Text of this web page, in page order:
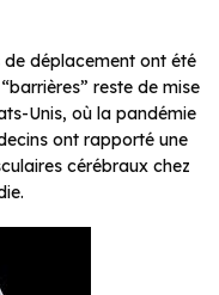
de déplacement ont été
reste de mise
Unis, où la pandémie
ont rapporté une
cérébraux chez